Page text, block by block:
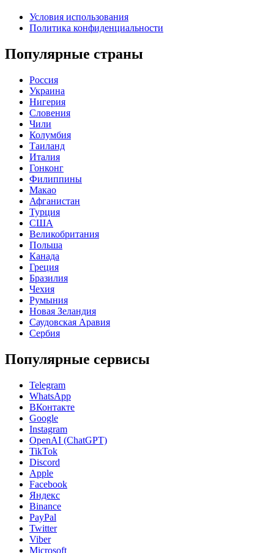
Условия использования
Политика конфиденциальности
Популярные страны
Россия
Украина
Нигерия
Словения
Чили
Колумбия
Таиланд
Италия
Гонконг
Филиппины
Макао
Афганистан
Турция
США
Великобритания
Польша
Канада
Греция
Бразилия
Чехия
Румыния
Новая Зеландия
Саудовская Аравия
Сербия
Популярные сервисы
Telegram
WhatsApp
ВКонтакте
Google
Instagram
OpenAI (ChatGPT)
TikTok
Discord
Apple
Facebook
Яндекс
Binance
PayPal
Twitter
Viber
Microsoft